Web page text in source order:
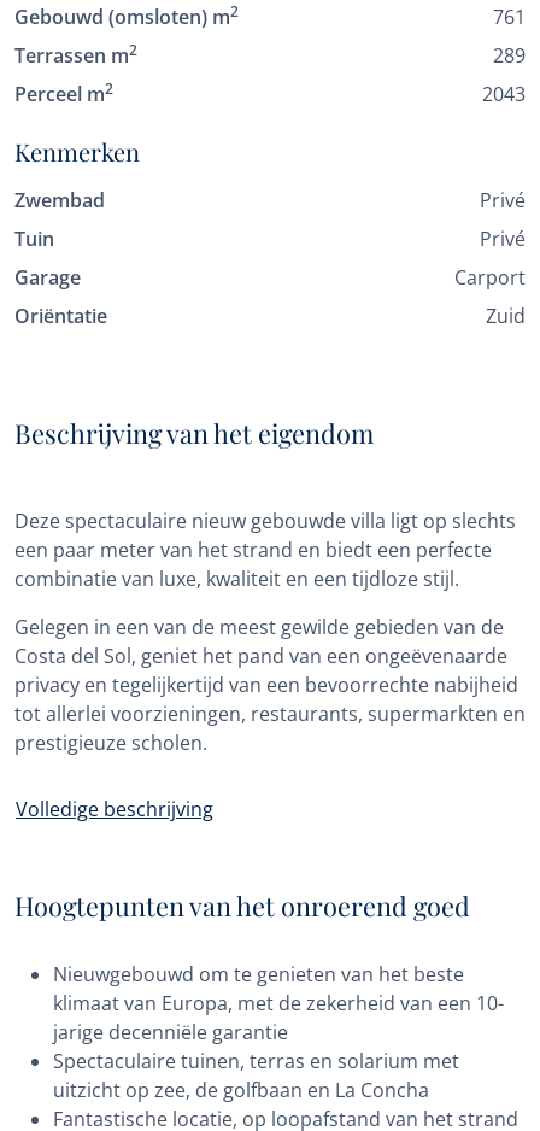
Gebouwd (omsloten) m2
761
Terrassen m2
289
Perceel m2 2043
Kenmerken
Zwembad
Privé
Tuin
Privé
Garage
Carport
Oriëntatie
Zuid
Beschrijving van het eigendom
Deze spectaculaire nieuw gebouwde villa ligt op slechts
een paar meter van het strand en biedt een perfecte
combinatie van luxe, kwaliteit en een tijdloze stijl.
Gelegen in een van de meest gewilde gebieden van de
Costa del Sol, geniet het pand van een ongeëvenaarde
privacy en tegelijkertijd van een bevoorrechte nabijheid
tot allerlei voorzieningen, restaurants, supermarkten en
prestigieuze scholen.
Volledige beschrijving
Hoogtepunten van het onroerend goed
Nieuwgebouwd om te genieten van het beste
klimaat van Europa, met de zekerheid van een 10-
jarige decenniële garantie
Spectaculaire tuinen, terras en solarium met
uitzicht op zee, de golfbaan en La Concha
Fantastische locatie, op loopafstand van het strand